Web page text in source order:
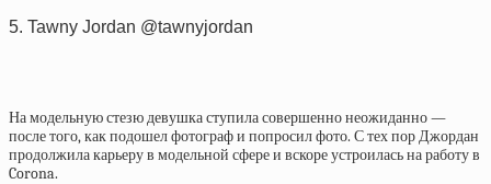
5. Tawny Jordan @tawnyjordan
На модельную стезю девушка ступила совершенно неожиданно —
после того, как подошел фотограф и попросил фото. С тех пор Джордан
продолжила карьеру в модельной сфере и вскоре устроилась на работу в
Corona.